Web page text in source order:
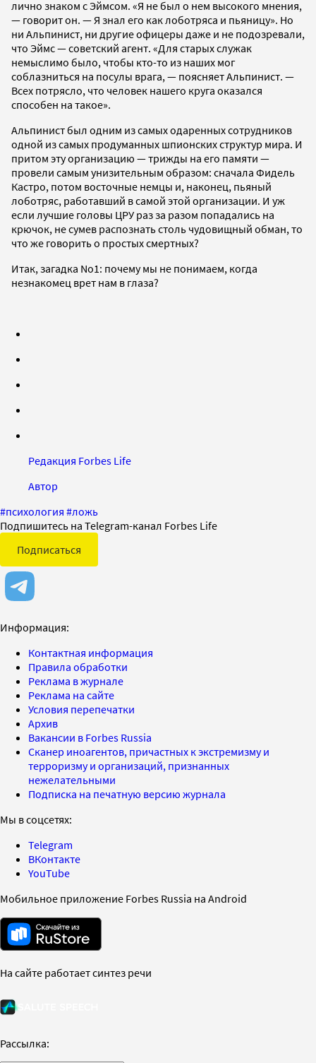
лично знаком с Эймсом. «Я не был о нем высокого мнения,
— говорит он. — Я знал его как лоботряса и пьяницу». Но
ни Альпинист, ни другие офицеры даже и не подозревали,
что Эймс — советский агент. «Для старых служак
немыслимо было, чтобы кто-то из наших мог
соблазниться на посулы врага, — поясняет Альпинист. —
Всех потрясло, что человек нашего круга оказался
способен на такое».
Альпинист был одним из самых одаренных сотрудников
одной из самых продуманных шпионских структур мира. И
притом эту организацию — трижды на его памяти —
провели самым унизительным образом: сначала Фидель
Кастро, потом восточные немцы и, наконец, пьяный
лоботряс, работавший в самой этой организации. И уж
если лучшие головы ЦРУ раз за разом попадались на
крючок, не сумев распознать столь чудовищный обман, то
что же говорить о простых смертных?
Итак, загадка No1: почему мы не понимаем, когда
незнакомец врет нам в глаза?
Редакция Forbes Life
Автор
#психология #ложь
Подпишитесь на Telegram-канал Forbes Life
Подписаться
Информация:
Контактная информация
Правила обработки
Реклама в журнале
Реклама на сайте
Условия перепечатки
Архив
Вакансии в Forbes Russia
Сканер иноагентов, причастных к экстремизму и
терроризму и организаций, признанных
нежелательными
Подписка на печатную версию журнала
Мы в соцсетях:
Telegram
ВКонтакте
YouTube
Мобильное приложение Forbes Russia на Android
На сайте работает синтез речи
Рассылка: